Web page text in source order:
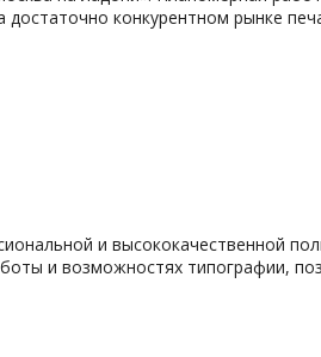
конкурентном рынке
и высококачественной
и возможностях типографии,